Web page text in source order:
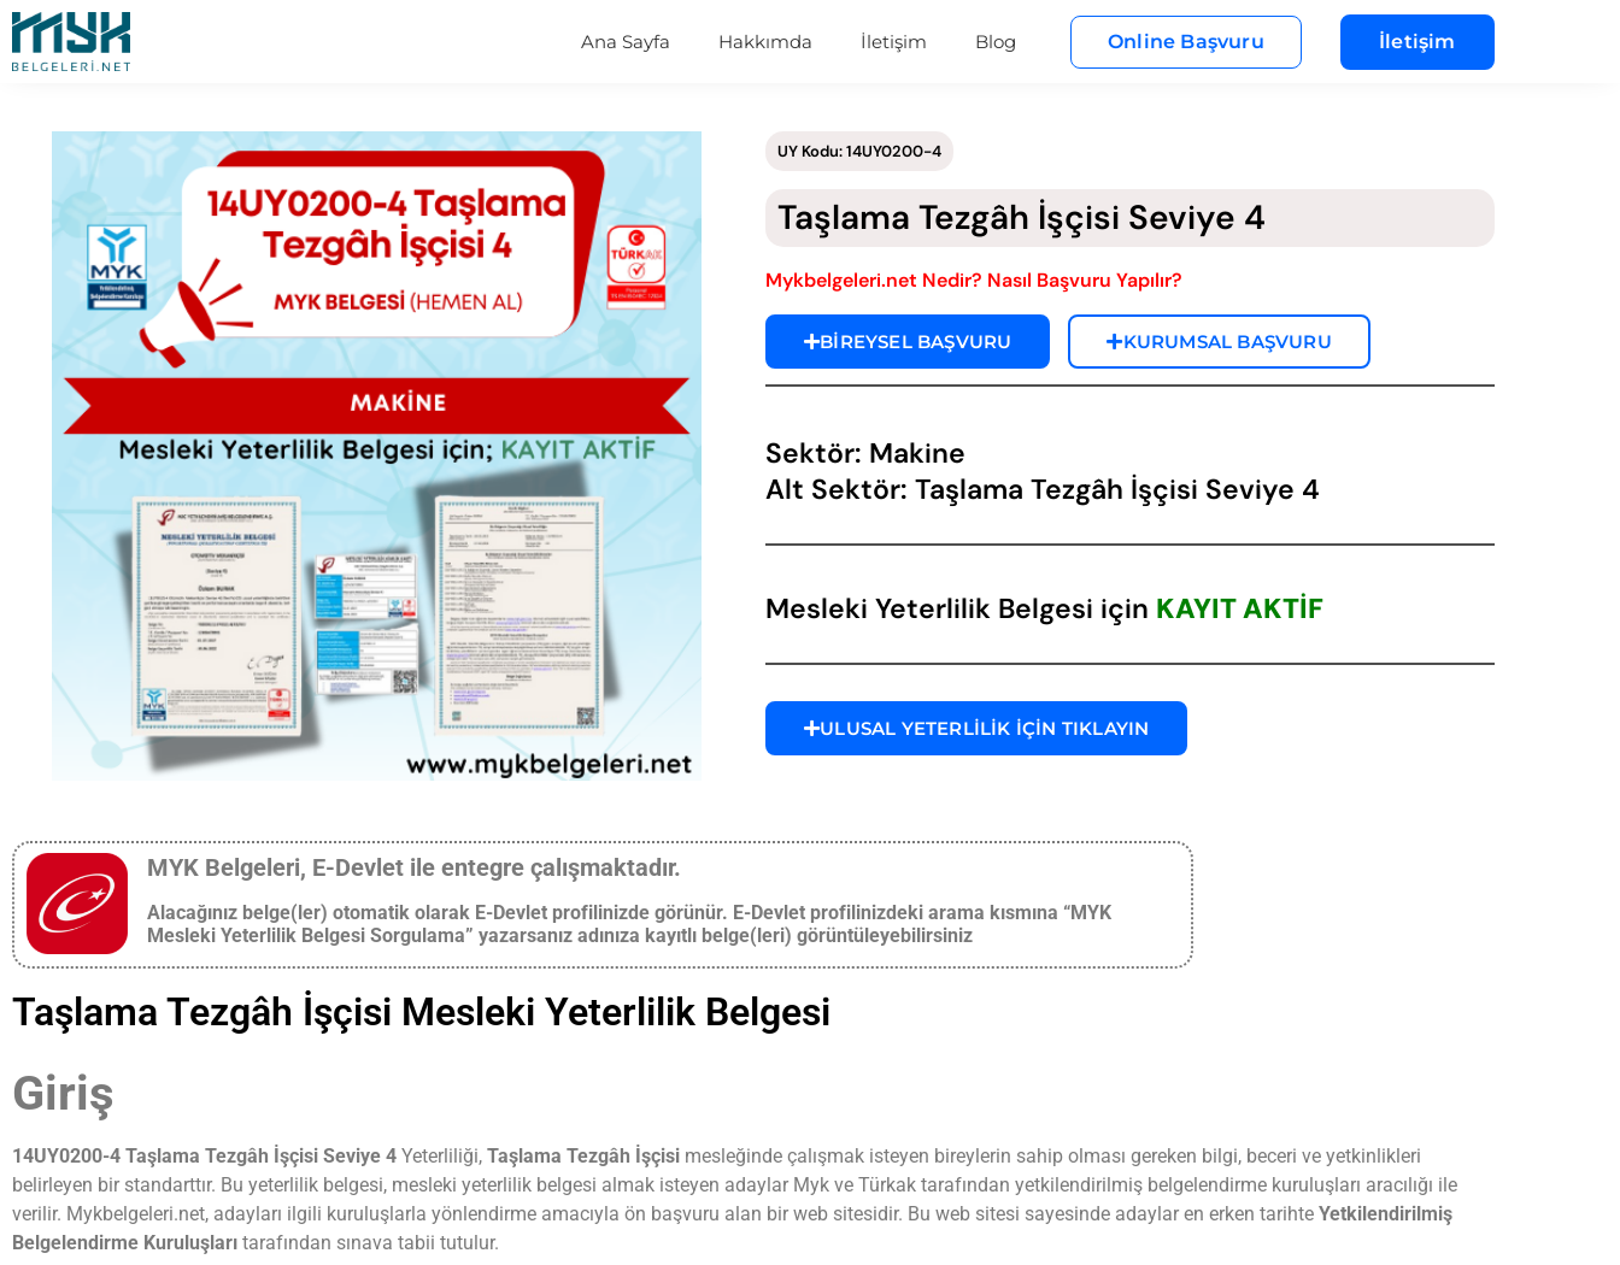
Ana Sayfa Hakkımda İletişim Blog Online Başvuru İletişim
UY Kodu: 14UY0200-4
Taşlama Tezgâh İşçisi Seviye 4
Mykbelgeleri.net Nedir? Nasıl Başvuru Yapılır?
BİREYSEL BAŞVURU KURUMSAL BAŞVURU
Sektör: Makine
Alt Sektör: Taşlama Tezgâh İşçisi Seviye 4
Mesleki Yeterlilik Belgesi için KAYIT AKTİF
ULUSAL YETERLİLİK İÇİN TIKLAYIN
MYK Belgeleri, E-Devlet ile entegre çalışmaktadır.
Alacağınız belge(ler) otomatik olarak E-Devlet profilinizde görünür. E-Devlet profilinizdeki arama kısmına “MYK
Mesleki Yeterlilik Belgesi Sorgulama” yazarsanız adınıza kayıtlı belge(leri) görüntüleyebilirsiniz
Taşlama Tezgâh İşçisi Mesleki Yeterlilik Belgesi
Giriş
14UY0200-4 Taşlama Tezgâh İşçisi Seviye 4 Yeterliliği, Taşlama Tezgâh İşçisi mesleğinde çalışmak isteyen bireylerin sahip olması gereken bilgi, beceri ve yetkinlikleri
belirleyen bir standarttır. Bu yeterlilik belgesi, mesleki yeterlilik belgesi almak isteyen adaylar Myk ve Türkak tarafından yetkilendirilmiş belgelendirme kuruluşları aracılığı ile
verilir. Mykbelgeleri.net, adayları ilgili kuruluşlarla yönlendirme amacıyla ön başvuru alan bir web sitesidir. Bu web sitesi sayesinde adaylar en erken tarihte Yetkilendirilmiş
Belgelendirme Kuruluşları tarafından sınava tabii tutulur.